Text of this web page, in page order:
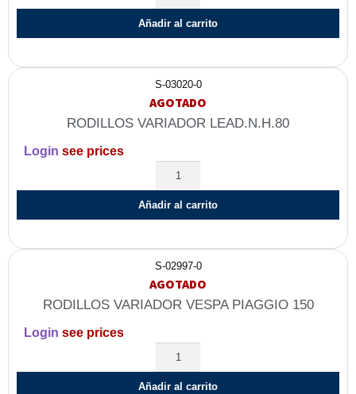
Añadir al carrito
S-03020-0
AGOTADO
RODILLOS VARIADOR LEAD.N.H.80
Login see prices
Añadir al carrito
S-02997-0
AGOTADO
RODILLOS VARIADOR VESPA PIAGGIO 150
Login see prices
Añadir al carrito